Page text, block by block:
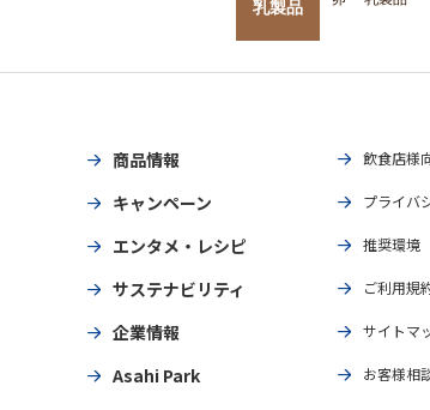
乳製品
商品情報
キャンペーン
エンタメ・レシピ
サステナビリティ
企業情報
Asahi Park
飲食店様
プライバ
推奨環境
ご利用規
サイトマ
お客様相